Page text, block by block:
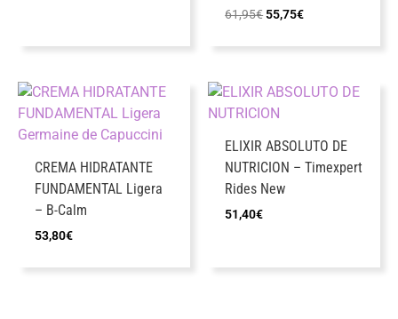
61,95€ El
original
55,75€El
actual
CREMA HIDRATANTE
FUNDAMENTAL Ligera
– B-Calm
53,80€
ELIXIR ABSOLUTO DE
NUTRICION – Timexpert
Rides New
51,40€